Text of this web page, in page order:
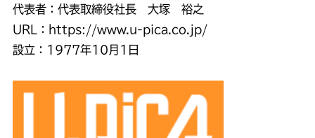
代表者：代表取締役社長 大塚 裕之
URL：https://www.u-pica.co.jp/
設立：1977年10月1日